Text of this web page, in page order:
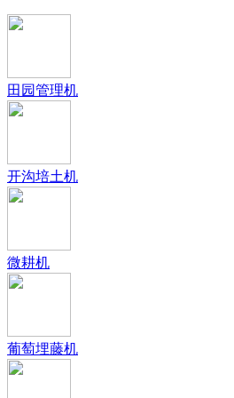
田园管理机
开沟培土机
微耕机
葡萄埋藤机